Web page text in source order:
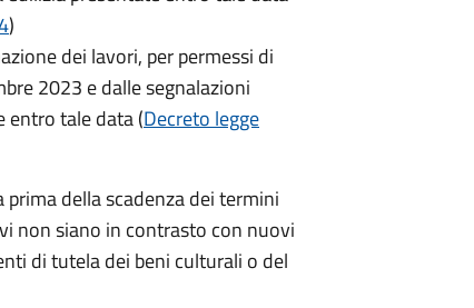
)
dei lavori, per permessi di
2023 e dalle segnalazioni
entro tale data (Decreto legge
della scadenza dei termini
non siano in contrasto con nuovi
di tutela dei beni culturali o del